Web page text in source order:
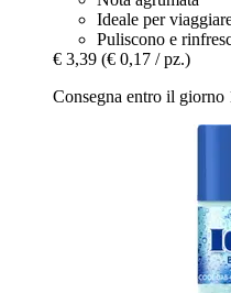
Ideale per
Puliscono e
€ 3,39 (€ 0,17 / pz.)
Consegna entro il giorno